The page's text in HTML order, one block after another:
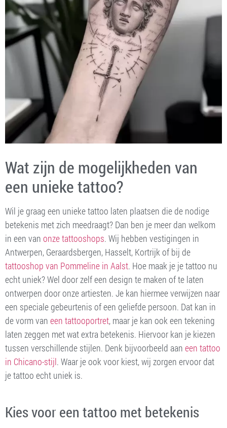
Wat zijn de mogelijkheden van
een unieke tattoo?
Wil je graag een unieke tattoo laten plaatsen die de nodige
betekenis met zich meedraagt? Dan ben je meer dan welkom
in een van onze tattooshops. Wij hebben vestigingen in
Antwerpen, Geraardsbergen, Hasselt, Kortrijk of bij de
tattooshop van Pommeline in Aalst. Hoe maak je je tattoo nu
echt uniek? Wel door zelf een design te maken of te laten
ontwerpen door onze artiesten. Je kan hiermee verwijzen naar
een speciale gebeurtenis of een geliefde persoon. Dat kan in
de vorm van een tattooportret, maar je kan ook een tekening
laten zeggen met wat extra betekenis. Hiervoor kan je kiezen
tussen verschillende stijlen. Denk bijvoorbeeld aan een tattoo
in Chicano-stijl. Waar je ook voor kiest, wij zorgen ervoor dat
je tattoo echt uniek is.
Kies voor een tattoo met betekenis